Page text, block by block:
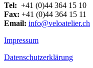
Tel: +41 (0)44 364 15 10
Fax: +41 (0)44 364 15 11
Email: info@veloatelier.ch
Impressum
Datenschutzerklärung